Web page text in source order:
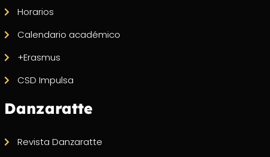
Horarios
Calendario académico
+Erasmus
CSD Impulsa
Danzaratte
Revista Danzaratte